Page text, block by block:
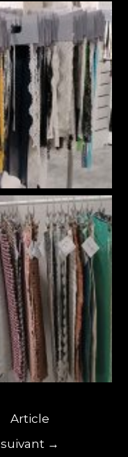
Article
suivant →